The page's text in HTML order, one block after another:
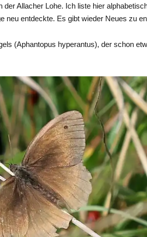
der Allacher Lohe. Ich liste hier
neu entdeckte. Es gibt wieder Neues zu
(Aphantopus hyperantus), der schon